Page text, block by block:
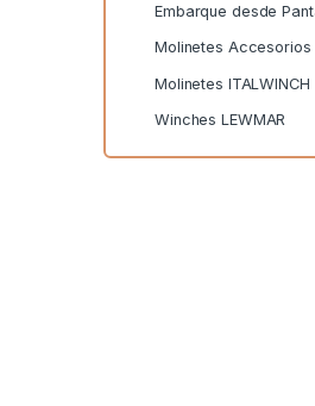
Embarque desde
Molinetes Accesorios
Molinetes ITALWINCH
Winches LEWMAR